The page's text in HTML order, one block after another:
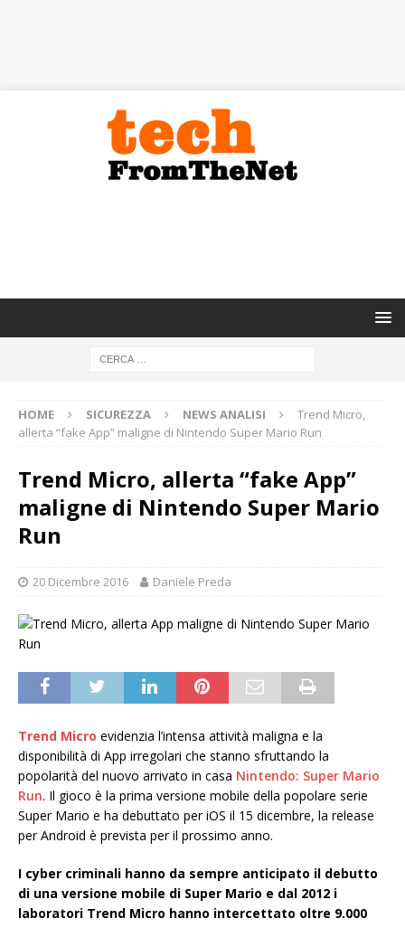
HOME SICUREZZA NEWS ANALISI
Trend Micro,
allerta “fake App” maligne di Nintendo Super Mario Run
Trend Micro, allerta “fake App”
maligne di Nintendo Super Mario
Run
20 Dicembre 2016 Daniele Preda
Trend Micro evidenzia l’intensa attività maligna e la
disponibilità di App irregolari che stanno sfruttando la
popolarità del nuovo arrivato in casa Nintendo: Super Mario
Run. Il gioco è la prima versione mobile della popolare serie
Super Mario e ha debuttato per iOS il 15 dicembre, la release
per Android è prevista per il prossimo anno.
I cyber criminali hanno da sempre anticipato il debutto
di una versione mobile di Super Mario e dal 2012 i
laboratori Trend Micro hanno intercettato oltre 9.000